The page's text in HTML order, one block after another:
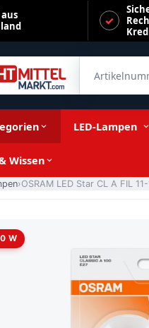
LED-Lampen
Wissen
W
Star CL A FIL 11-100W/840